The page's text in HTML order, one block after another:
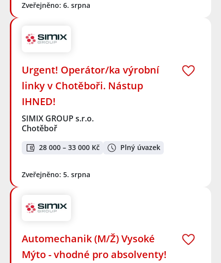
Zveřejněno: 6. srpna
Urgent! Operátor/ka výrobní
linky v Chotěboři. Nástup
IHNED!
SIMIX GROUP s.r.o.
Chotěboř
28 000 – 33 000 Kč Plný úvazek
Zveřejněno: 5. srpna
Automechanik (M/Ž) Vysoké
Mýto - vhodné pro absolventy!